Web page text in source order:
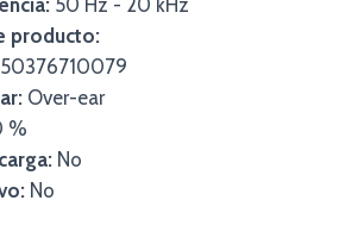
producto:
Over-ear
%
No
No